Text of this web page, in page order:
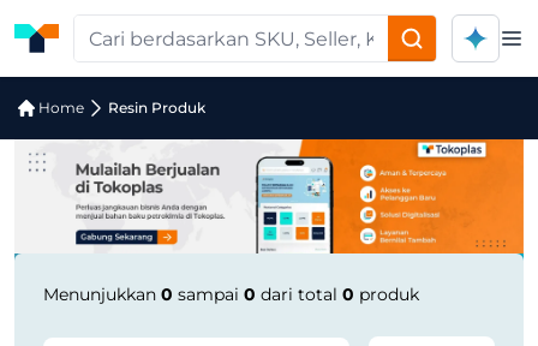
Home Resin Produk
Pencarian Produk "PET Lamination
Menunjukkan 0 sampai 0 dari total 0 produk